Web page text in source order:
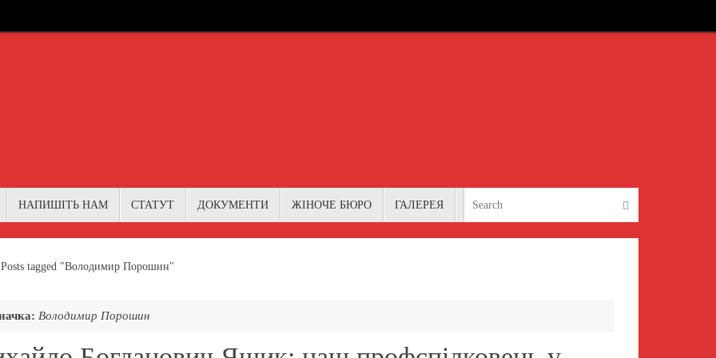
НАПИШІТЬ НАМ СТАТУТ ДОКУМЕНТИ ЖІНОЧЕ БЮРО ГАЛЕРЕЯ Search
Posts tagged "Володимир Порошин"
Володимир Порошин